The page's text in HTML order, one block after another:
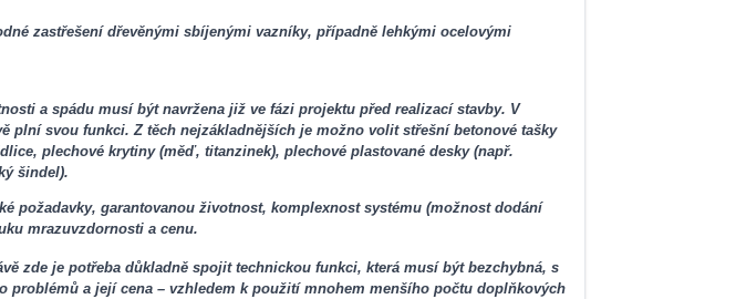
zastřešení dřevěnými sbíjenými vazníky, případně lehkými ocelovými
a spádu musí být navržena již ve fázi projektu před realizací stavby. V
svou funkci. Z těch nejzákladnějších je možno volit střešní betonové tašky
plechové krytiny (měď, titanzinek), plechové plastované desky (např.
šindel).
garantovanou životnost, komplexnost systému (možnost dodání
mrazuvzdornosti a cenu.
zde je potřeba důkladně spojit technickou funkci, která musí být bezchybná, s
a její cena – vzhledem k použití mnohem menšího počtu doplňkových